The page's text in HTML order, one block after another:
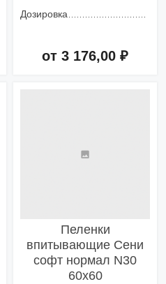
Дозировка
от 3 176,00 ₽
Пеленки
впитывающие Сени
софт нормал N30
60х60